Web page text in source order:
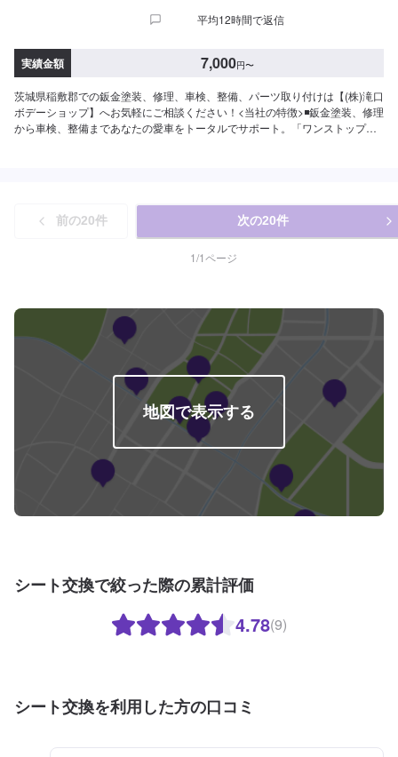
平均12時間で返信
実績金額 7,000円〜
茨城県稲敷郡での鈑金塗装、修理、車検、整備、パーツ取り付けは【(株)滝口
ボデーショップ】へお気軽にご相談ください！<当社の特徴>◾鈑金塗装、修理
から車検、整備まであなたの愛車をトータルでサポート。「ワンストップ」
愛車に注ぎます。ディーラーと比べても遜色ない技術力から生まれる修理品
質への絶対の自信。とにかく安心してお任せください。<ご希望と条件に応じ
たパーソナルメニューを提案！>「技術的なクオリティの提供はもちろん、お
客様目線での最善のメニューと車輌価値をできる限り下げない処理をいかに
仕上がり次第納車-----納期について-----納期は通常3日～4日程度で納車となり
ます。(要相談)納期は前後する場合がございます。予めご了承ください。-----
ご来店時の注意、受付方法-----入庫の際はお気をつけてお越しください。駐車
スペースは事務所前の空いているスペースに駐車してください。受付はスタ
ッフへ「メンテモで予約しました」とお伝えください。ご案内いたします。
【定休日・営業時間】定休日：日曜日祝日第二土曜日営業時間：8:30~17:30
前の20件 次の20件
1/1ページ
地図で表示する
シート交換で絞った際の累計評価
4.78(9)
シート交換を利用した方の口コミ